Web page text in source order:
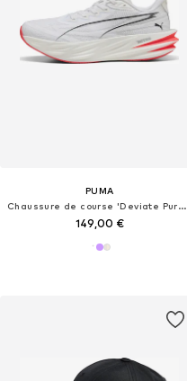
PUMA
Chaussure de course 'Deviate Pure NITRO™'
149,00 €